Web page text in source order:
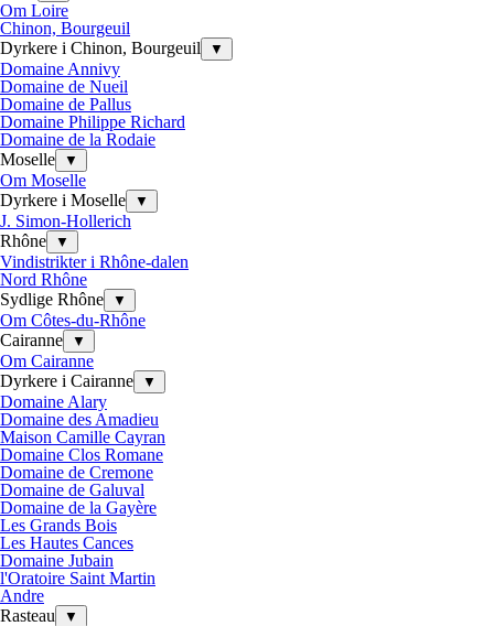
Om Loire
Chinon, Bourgeuil
Dyrkere i Chinon, Bourgeuil
▼
Domaine Annivy
Domaine de Nueil
Domaine de Pallus
Domaine Philippe Richard
Domaine de la Rodaie
Moselle
▼
Om Moselle
Dyrkere i Moselle
▼
J. Simon-Hollerich
Rhône
▼
Vindistrikter i Rhône-dalen
Nord Rhône
Sydlige Rhône
▼
Om Côtes-du-Rhône
Cairanne
▼
Om Cairanne
Dyrkere i Cairanne
▼
Domaine Alary
Domaine des Amadieu
Maison Camille Cayran
Domaine Clos Romane
Domaine de Cremone
Domaine de Galuval
Domaine de la Gayère
Les Grands Bois
Les Hautes Cances
Domaine Jubain
l'Oratoire Saint Martin
Andre
Rasteau
▼